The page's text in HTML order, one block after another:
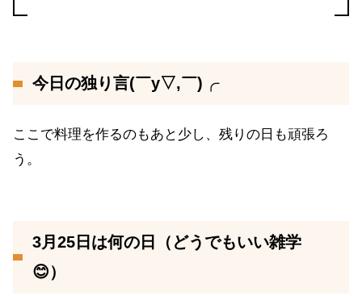
今日の独り言(￣y▽,￣)╭
ここで料理を作るのもあと少し、残りの日も頑張ろ
う。
3月25日は何の日（どうでもいい雑学
😊）